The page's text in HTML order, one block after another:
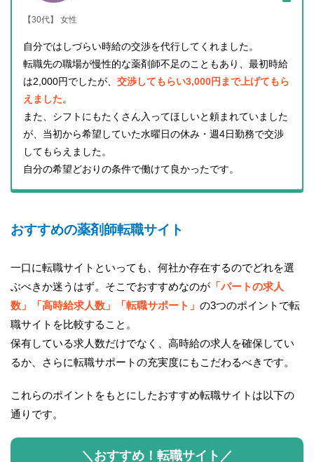
【30代】 女性
自分ではしづらい時給の交渉を代行してくれました。
転職先の職場が慢性的な薬剤師不足のこともあり、最初時給
は2,000円でしたが、 交渉してもらい3,000円まで上げてもら
えました。
また、シフトにもたくさん入ってほしいと頼まれていました
が、当初から希望していた水曜日の休み・週4日勤務で交渉
してもらえました。
自分の希望どおりの条件で働けて良かったです。
おすすめの薬剤師転職サイト
一口に転職サイトといっても、何社か存在するのでどれを選
ぶべきか迷うはず。そこでおすすめなのが 「パートの求人
数」「高時給求人数」「転職サポート」 の3つのポイントで転
職サイトを比較すること。
保有している求人数だけでなく、高時給の求人を確保してい
るか、さらに転職サポートの充実度にもこだわるべきです。
これらのポイントをもとにしたおすすめ転職サイトは以下の
通りです。
＼おすすめ！転職サイト／